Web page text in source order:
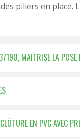
piliers en place.
MAITRISE LA POSE
EN PVC AVEC